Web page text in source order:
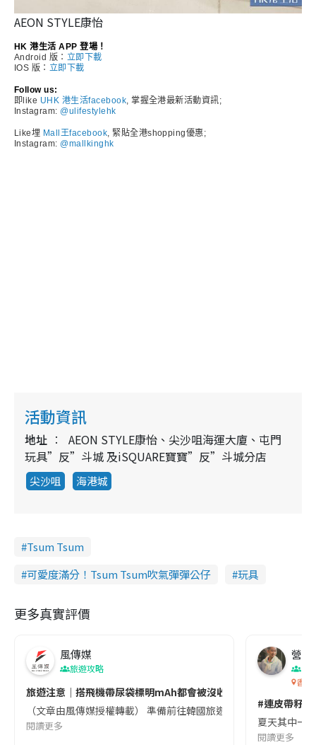
AEON STYLE康怡
HK 港生活 APP 登場！
Android 版： 立即下載
IOS 版： 立即下載
Follow us:
即like UHK 港生活facebook, 掌握全港最新活動資訊;
Instagram: @ulifestylehk
Like埋 Mall王facebook, 緊貼全港shopping優惠;
Instagram: @mallkinghk
活動資訊
地址
AEON STYLE康怡、尖沙咀海運大廈、屯門
玩具”反”斗城 及iSQUARE寶寶”反”斗城分店
尖沙咀 海港城
Tsum Tsum
可愛度滿分！Tsum Tsum吹氣彈彈公仔
玩具
更多真實評價
風傳媒
旅遊攻略
旅遊注意｜搭飛機帶尿袋標明mAh都會被沒收😱出發前切記檢查
（文章由風傳媒授權轉載） 準備前往韓國旅遊的民眾，近期要
閱讀更多
營養
香港
#連皮帶籽
夏天其中一
閱讀更多